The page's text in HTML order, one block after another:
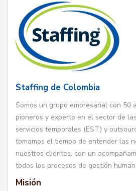
Staffing de Colombia
Somos un grupo empresarial con 50
pioneros y experto en el sector de
servicios temporales (EST) y
tomamos el tiempo de entender las
nuestros clientes, con un
todos los procesos de gestión
Misión